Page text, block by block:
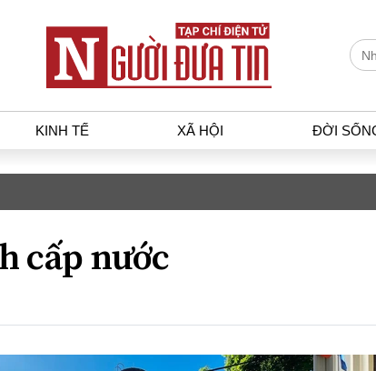
KINH TẾ XÃ HỘI ĐỜI
Tài chính - Ngân hàng
Xu hướng thị trường
Tiêu dùng và dư luận
Giao
cấp nước